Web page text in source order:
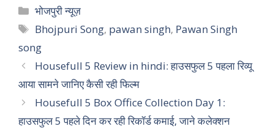
Categories
भोजपुरी न्यूज़
Tags
Bhojpuri Song, pawan singh, Pawan Singh
song
Housefull 5 Review in hindi: हाउसफुल 5 पहला रिव्यू
आया सामने जानिए कैसी रही फिल्म
Housefull 5 Box Office Collection Day 1:
हाउसफुल 5 पहले दिन कर रही रिकॉर्ड कमाई, जाने कलेक्शन